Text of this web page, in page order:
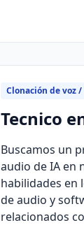
Clonación de voz
Tecnico
Buscamos un
audio de IA en
habilidades en
de audio y
relacionados